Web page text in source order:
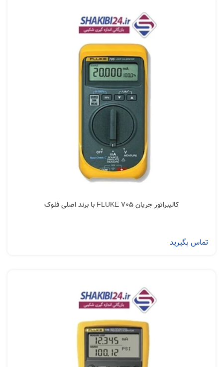
کالیبراتور جریان FLUKE 705 با برند اصلی فلوک
تماس بگیرید